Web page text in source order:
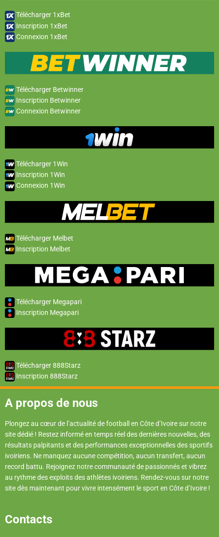
Télécharger 1xBet
Inscription 1xBet
Connexion 1xBet
Télécharger Betwinner
Inscription Betwinner
Connexion Betwinner
Télécharger 1Win
Inscription 1Win
Connexion 1Win
Télécharger Melbet
Inscription Melbet
Télécharger Megapari
Inscription Megapari
Télécharger 888Starz
Inscription 888Starz
A propos de nous
Plongez au cœur de l’actualité de football en Côte d’Ivoire sur notre
site dédié ! Restez informé en temps réel des dernières nouvelles, des
résultats palpitants et des performances exceptionnelles des sportifs
ivoiriens. Ne manquez aucune compétition, aucun transfert, aucun
record battu. Rejoignez notre communauté de passionnés et vibrez
au rythme des exploits des athlètes ivoiriens. Rendez-vous sur notre
site dès maintenant pour vivre intensément le sport en Côte d’Ivoire !
Contacts